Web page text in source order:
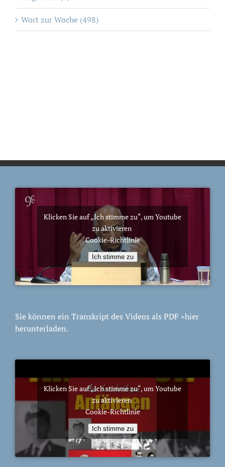
Wort zur Woche (498)
Klicken Sie auf „Ich stimme zu“, um Youtube
zu aktivieren
Cookie-Richtlinie
Ich stimme zu
Sie können ein Transkript des Videos als PDF »hier
herunterladen.
Klicken Sie auf „Ich stimme zu“, um Youtube
zu aktivieren
Cookie-Richtlinie
Ich stimme zu